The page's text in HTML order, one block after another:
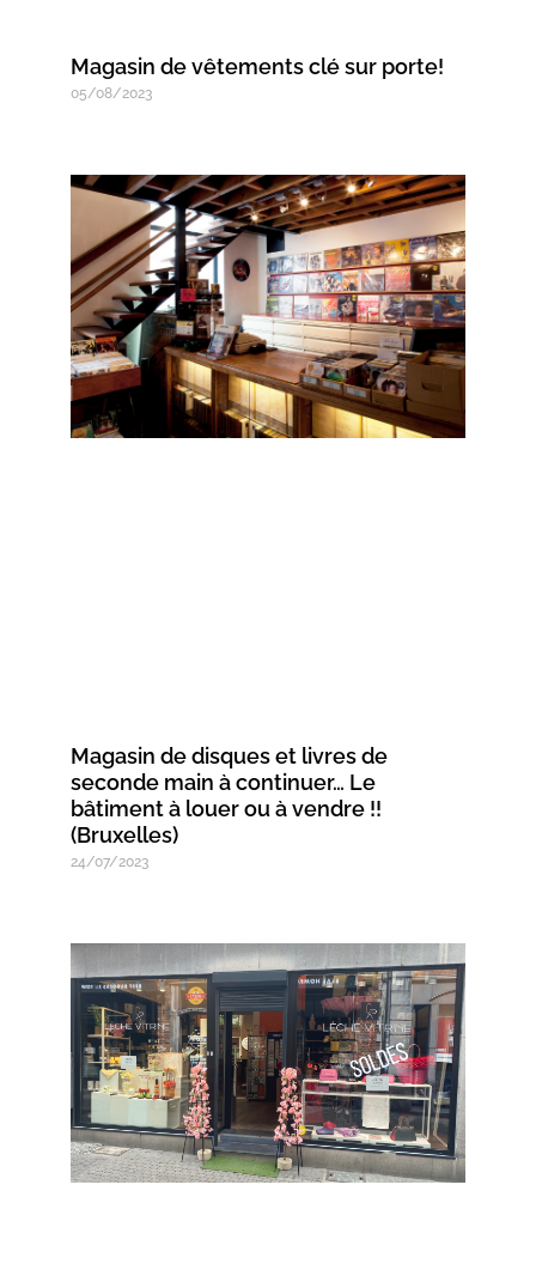
Magasin de vêtements clé sur porte!
05/08/2023
Magasin de disques et livres de
seconde main à continuer… Le
bâtiment à louer ou à vendre !!
(Bruxelles)
24/07/2023